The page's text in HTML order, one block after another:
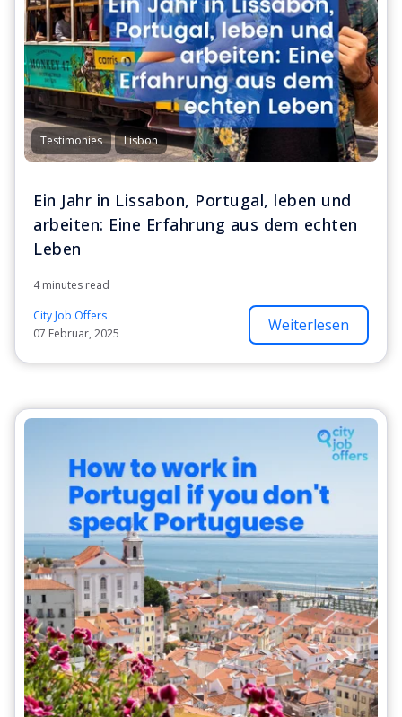
Testimonies Lisbon
Ein Jahr in Lissabon, Portugal, leben und
arbeiten: Eine Erfahrung aus dem echten
Leben
4 minutes read
City Job Offers
07 Februar, 2025
Weiterlesen